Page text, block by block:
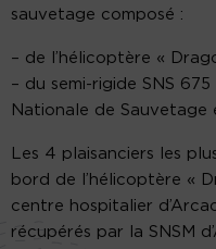
sauvetage composé :
– de l’hélicoptère «
– du semi-rigide SNS
Nationale de Sauvetage
Les 4 plaisanciers les
bord de l’hélicoptère «
centre hospitalier
récupérés par la SNSM